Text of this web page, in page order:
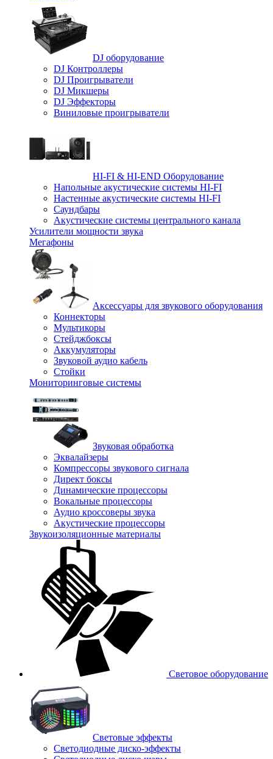
DJ оборудование
DJ Контроллеры
DJ Проигрыватели
DJ Микшеры
DJ Эффекторы
Виниловые проигрыватели
HI-FI & HI-END Оборудование
Напольные акустические системы HI-FI
Настенные акустические системы HI-FI
Саундбары
Акустические системы центрального канала
Усилители мощности звука
Мегафоны
Аксессуары для звукового оборудования
Коннекторы
Мультикоры
Стейджбоксы
Аккумуляторы
Звуковой аудио кабель
Стойки
Мониторинговые системы
Звуковая обработка
Эквалайзеры
Компрессоры звукового сигнала
Директ боксы
Динамические процессоры
Вокальные процессоры
Аудио кроссоверы звука
Акустические процессоры
Звукоизоляционные материалы
Световое оборудование
Световые эффекты
Светодиодные диско-эффекты